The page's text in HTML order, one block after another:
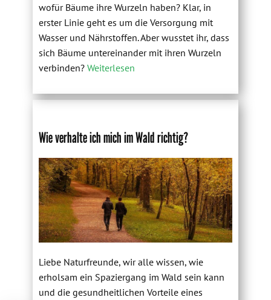
wofür Bäume ihre Wurzeln haben? Klar, in
erster Linie geht es um die Versorgung mit
Wasser und Nährstoffen. Aber wusstet ihr, dass
sich Bäume untereinander mit ihren Wurzeln
verbinden? Weiterlesen
Wie verhalte ich mich im Wald richtig?
Liebe Naturfreunde, wir alle wissen, wie
erholsam ein Spaziergang im Wald sein kann
und die gesundheitlichen Vorteile eines